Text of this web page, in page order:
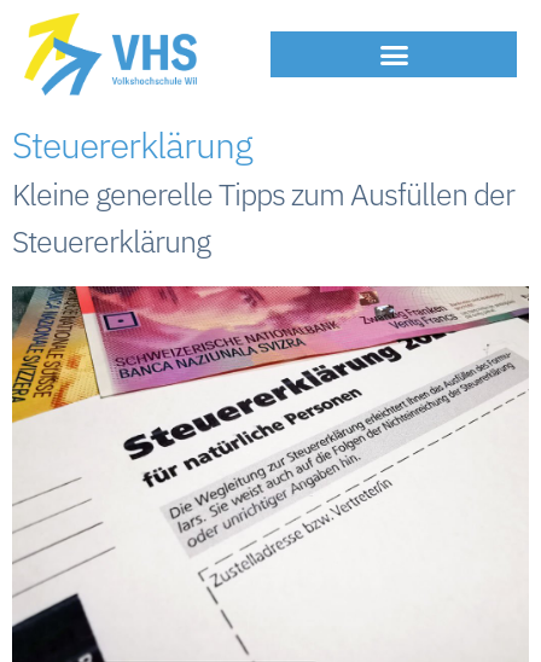
Steuererklärung
Kleine generelle Tipps zum Ausfüllen der
Steuererklärung